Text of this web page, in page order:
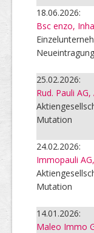
18.06.2026:
Bsc enzo,
Neueintragung
25.02.2026:
Rud. Pauli
Mutation
24.02.2026:
Immopauli
Mutation
14.01.2026:
Maleo Immo